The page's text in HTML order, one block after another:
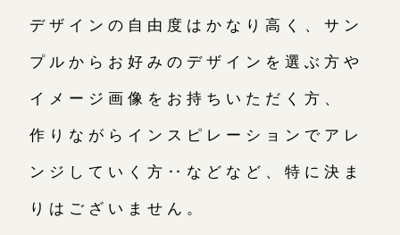
デザインの自由度はかなり高く、サン
プルからお好みのデザインを選ぶ方や
イメージ画像をお持ちいただく方、
作りながらインスピレーションでアレ
ンジしていく方‥などなど、特に決ま
りはございません。